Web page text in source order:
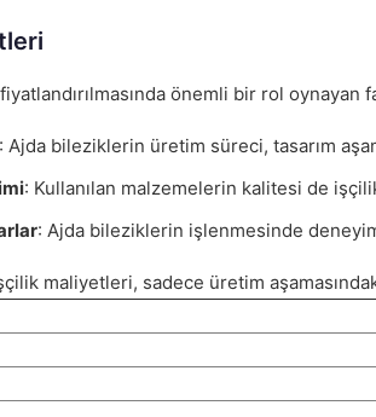
önemli bir rol
: Ajda bileziklerin üretim süreci, tasarım
: Kullanılan malzemelerin kalitesi de
: Ajda bileziklerin işlenmesinde
maliyetleri, sadece üretim